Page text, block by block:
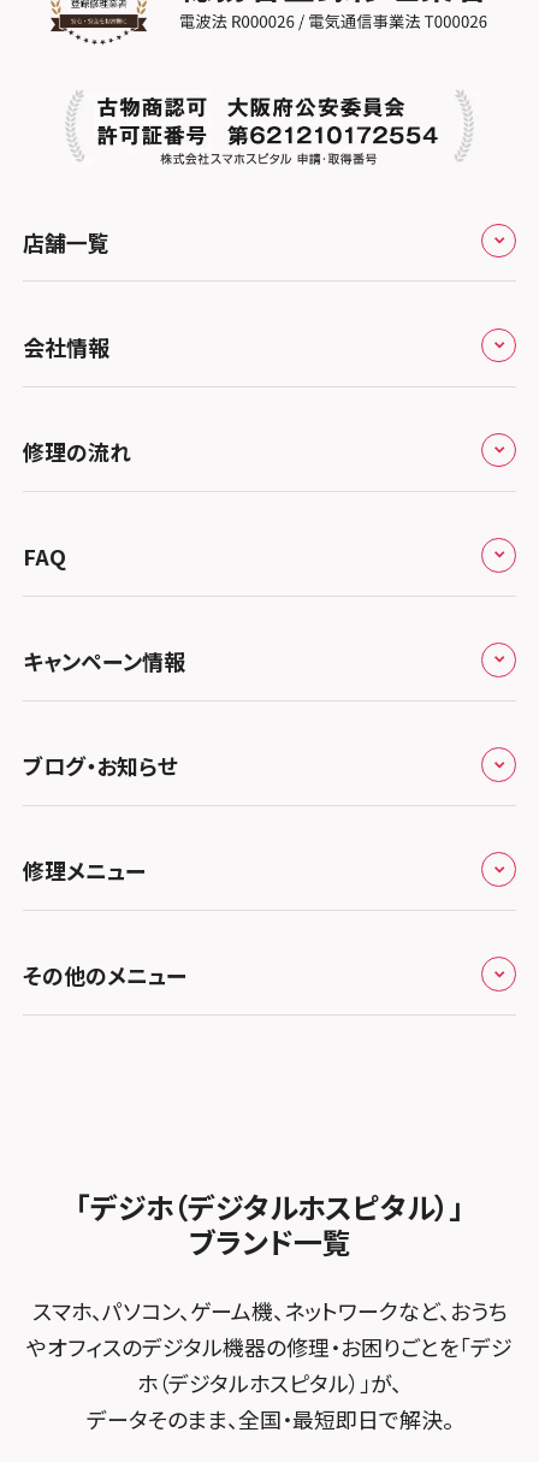
店舗一覧
北海道・東北
スマホスピタル大丸札幌
関東
スマホスピタル宇都宮
スマホスピタル 高崎
スマホスピタル鴻巣
スマホスピタル テルル三芳
スマホスピタル 熊谷
スマホスピタル ゲオデジタルベース川口元郷
スマホスピタル埼玉大宮
スマホスピタル テルル蒲生
スマホスピタル テルル新越谷
スマホスピタル テルル草加花栗
スマホスピタル テルル東川口
スマホスピタル テルル松戸五香
スマホスピタル テルル宮野木
スマホスピタル千葉
北陸・甲信越
スマホスピタルアル・プラザ小松
スマホスピタル 北陸総合修理センター
スマホスピタル 長野
東海
スマホスピタル岐阜
スマホスピタル 浜松
スマホスピタル静岡パルコ
スマホスピタル 藤枝
スマホスピタル名古屋駅前
スマホスピタル名古屋金山
スマホスピタル 大府
スマホスピタル 西枇杷島
スマホスピタル平和が丘
スマホスピタル春日井勝川
関西
スマホスピタル 大阪梅田
スマホスピタル by デジホ 梅田地下（うめちか）
スマホスピタル京橋
スマホスピタル難波
スマホスピタルイオンタウン茨木太田
スマホスピタル住道オペラパーク
スマホスピタル東大阪ロンモール布施
スマホスピタル堺
スマホスピタル 堺出張所
スマホスピタル京都河原町
中国・四国
スマホスピタル岡山駅前
スマホスピタル西条
スマホスピタル by デジホ マークイズ福岡もも
ち
スマホスピタル福岡天神
スマホスピタル熊本下通
スマホスピタル GODOモバイル大分府内町
会社情報
会社概要
総務省登録業者
特定商取引法に関する表記
プライバシーポリシー
郵送修理依頼
修理の流れ
郵送修理の流れ
FAQ
キャンペーン情報
キャンペーン一覧
ブログ・お知らせ
お知らせ
修理メニュー
iPhone修理メニュー
MacBook修理メニュー
その他のメニュー
FCNTスマートフォン修理
「デジホ（デジタルホスピタル）」
ブランド一覧
スマホ、パソコン、ゲーム機、ネットワークなど、おうち
やオフィスのデジタル機器の修理・お困りごとを「デジ
ホ（デジタルホスピタル）」が、
データそのまま、全国・最短即日で解決。